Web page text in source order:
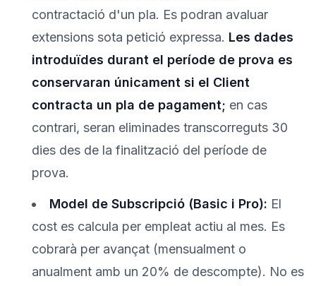
contractació d'un pla. Es podran avaluar
extensions sota petició expressa. Les dades
introduïdes durant el període de prova es
conservaran únicament si el Client
contracta un pla de pagament; en cas
contrari, seran eliminades transcorreguts 30
dies des de la finalització del període de
prova.
Model de Subscripció (Basic i Pro): El
cost es calcula per empleat actiu al mes. Es
cobrarà per avançat (mensualment o
anualment amb un 20% de descompte). No es